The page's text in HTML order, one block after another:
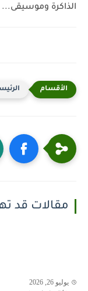
الذاكرة وموسيقى...
مقالات قد
يوليو 26, 2026